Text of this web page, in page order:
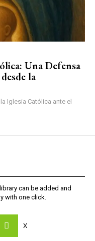
Una Defensa
la
Iglesia Católica ante el
can be added and
with one click.
X